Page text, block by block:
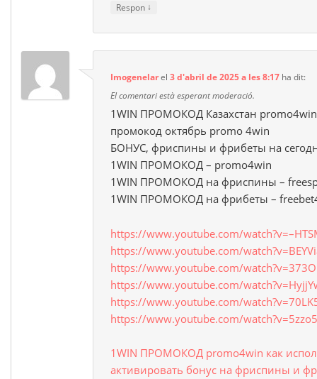
Respon ↓
Imogenelarel3 d'abril de 2025 a les 8:17 ha dit:
El comentari està esperant moderació.
1WIN ПРОМОКОД Казахстан
промокод октябрь promo 4win
БОНУС, фриспины и фрибеты на
1WIN ПРОМОКОД – promo4win
1WIN ПРОМОКОД на фриспины –
1WIN ПРОМОКОД на фрибеты –
https://www.youtube.com/
https://www.youtube.com/
https://www.youtube.com/
https://www.youtube.com/
https://www.youtube.com/
https://www.youtube.com/
1WIN ПРОМОКОД promo4win как
активировать бонус на фриспины и